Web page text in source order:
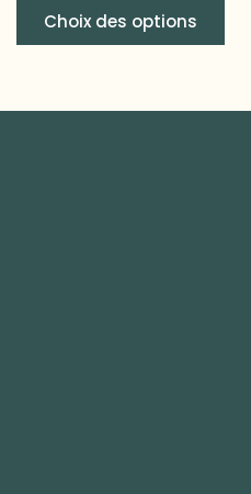
Choix des options